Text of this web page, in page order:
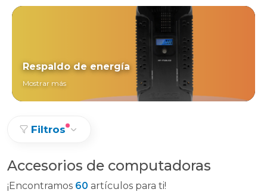
Respaldo de energía
Mostrar más
Filtros
Accesorios de computadoras
¡Encontramos 60 artículos para ti!